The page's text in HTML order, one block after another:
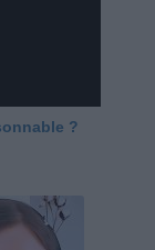
?